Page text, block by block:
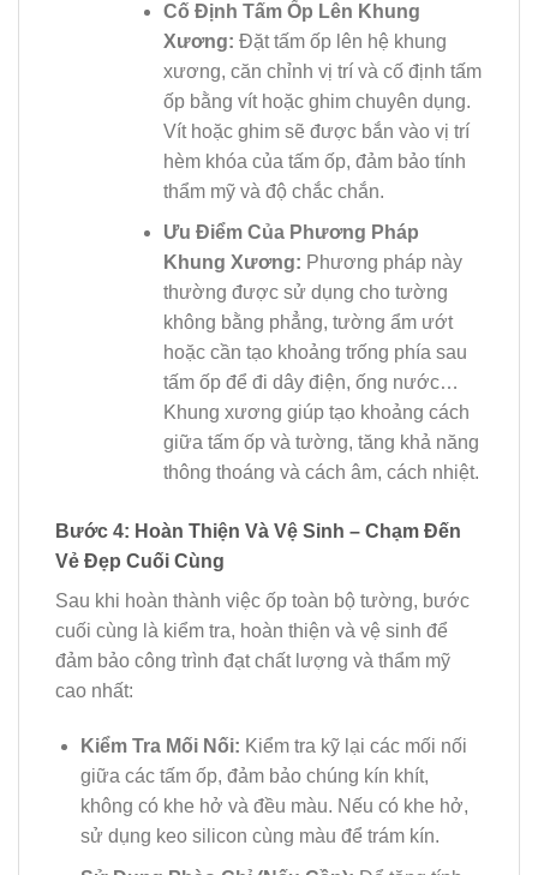
Cố Định Tấm Ốp Lên Khung
Xương: Đặt tấm ốp lên hệ khung
xương, căn chỉnh vị trí và cố định tấm
ốp bằng vít hoặc ghim chuyên dụng.
Vít hoặc ghim sẽ được bắn vào vị trí
hèm khóa của tấm ốp, đảm bảo tính
thẩm mỹ và độ chắc chắn.
Ưu Điểm Của Phương Pháp
Khung Xương: Phương pháp này
thường được sử dụng cho tường
không bằng phẳng, tường ẩm ướt
hoặc cần tạo khoảng trống phía sau
tấm ốp để đi dây điện, ống nước…
Khung xương giúp tạo khoảng cách
giữa tấm ốp và tường, tăng khả năng
thông thoáng và cách âm, cách nhiệt.
Bước 4: Hoàn Thiện Và Vệ Sinh – Chạm Đến
Vẻ Đẹp Cuối Cùng
Sau khi hoàn thành việc ốp toàn bộ tường, bước
cuối cùng là kiểm tra, hoàn thiện và vệ sinh để
đảm bảo công trình đạt chất lượng và thẩm mỹ
cao nhất:
Kiểm Tra Mối Nối: Kiểm tra kỹ lại các mối nối
giữa các tấm ốp, đảm bảo chúng kín khít,
không có khe hở và đều màu. Nếu có khe hở,
sử dụng keo silicon cùng màu để trám kín.